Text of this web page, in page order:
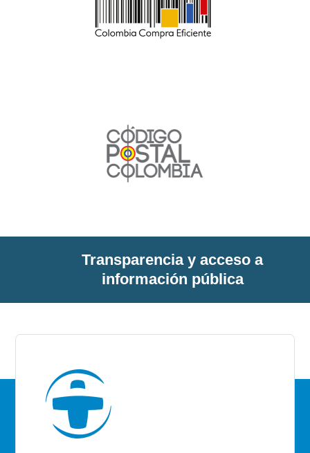
Transparencia y acceso a
información pública